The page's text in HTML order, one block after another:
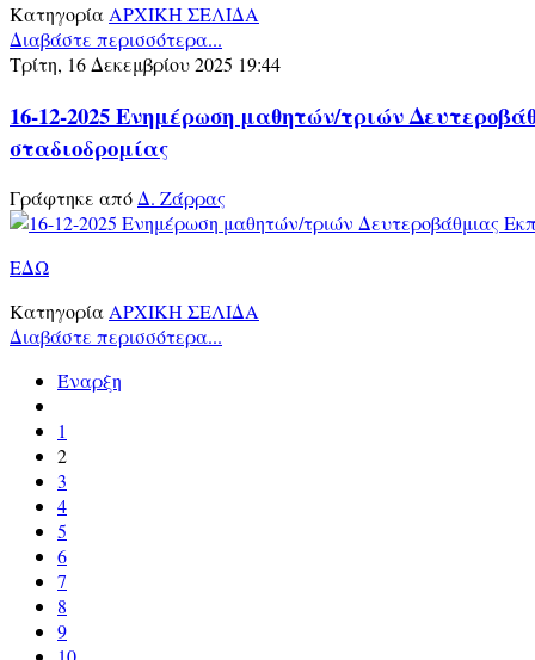
Κατηγορία ΑΡΧΙΚΗ ΣΕΛΙΔΑ
Διαβάστε περισσότερα...
Τρίτη, 16 Δεκεμβρίου 2025 19:44
16-12-2025 Ενημέρωση μαθητών/τριών
σταδιοδρομίας
Γράφτηκε απόΔ. Ζάρρας
ΕΔΩ
ΚατηγορίαΑΡΧΙΚΗ ΣΕΛΙΔΑ
Διαβάστε περισσότερα...
Έναρξη
1
2
3
4
5
6
7
8
9